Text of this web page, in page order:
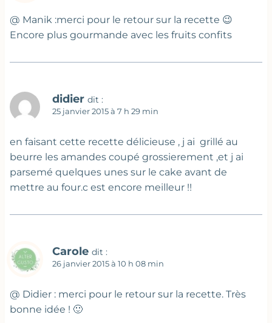
@ Manik :merci pour le retour sur la recette 😉
Encore plus gourmande avec les fruits confits
didier dit :
25 janvier 2015 à 7 h 29 min
en faisant cette recette délicieuse , j ai grillé au
beurre les amandes coupé grossierement ,et j ai
parsemé quelques unes sur le cake avant de
mettre au four.c est encore meilleur !!
Carole dit :
26 janvier 2015 à 10 h 08 min
@ Didier : merci pour le retour sur la recette. Très
bonne idée ! 🙂